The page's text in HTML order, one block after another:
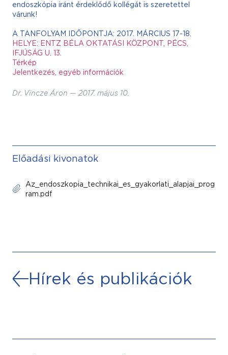
endoszkópia iránt érdeklődő kollégát is szeretettel
várunk!
A TANFOLYAM IDŐPONTJA: 2017. MÁRCIUS 17-18.
HELYE: ENTZ BÉLA OKTATÁSI KÖZPONT, PÉCS,
IFJÚSÁG U. 13.
Térkép
Jelentkezés, egyéb információk
Dr. Vincze Áron — 2017. május 10.
Előadási kivonatok
Az_endoszkopia_technikai_es_gyakorlati_alapjai_prog
ram.pdf
Hírek és publikációk